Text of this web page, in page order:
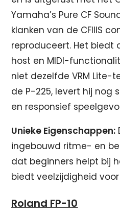
Yamaha’s Pure CF
klanken van de CFIIIS
reproduceert. Het biedt
host en MIDI-
niet dezelfde VRM Lite-
de P-225, levert hij nog
en responsief
Unieke Eigenschappen:
ingebouwd ritme- en
dat beginners helpt bij
biedt veelzijdigheid
Roland FP-10